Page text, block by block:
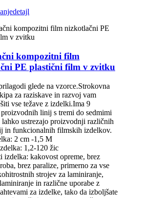
detajl
kompozitni film
PE plastični film v zvitku
glede na vzorce.Strokovna
za raziskave in razvoj vam
vse težave z izdelki.Ima 9
linij s tremi do sedmimi
ustrezajo proizvodnji različnih
in funkcionalnih filmskih izdelkov.
2 cm -1,5 M
1,2-120 žic
izdelka: kakovost opreme, brez
brez paralize, primerno za vse
strojev za laminiranje,
in različne uporabe z
za izdelke, tako da izboljšate